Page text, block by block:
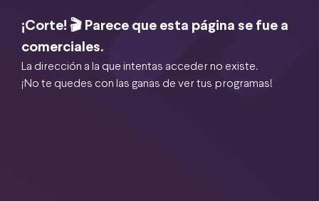
¡Corte! 🎬 Parece que esta página se fue a
comerciales.
La dirección a la que intentas acceder no existe.
¡No te quedes con las ganas de ver tus programas!